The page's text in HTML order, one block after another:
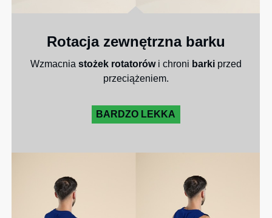
Rotacja zewnętrzna barku
Wzmacnia stożek rotatorówi chroni barkiprzed
przeciążeniem.
BARDZO LEKKA